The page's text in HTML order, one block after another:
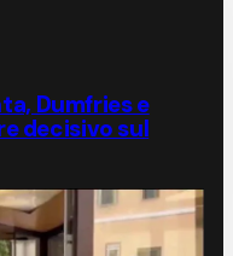
Dumfries e
decisivo sul